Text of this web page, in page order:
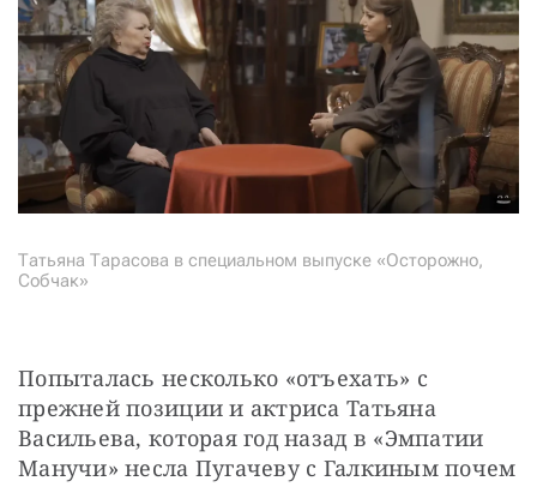
Татьяна Тарасова в специальном выпуске «Осторожно,
Собчак»
Попыталась несколько «отъехать» с
прежней позиции и актриса Татьяна
Васильева, которая год назад в «Эмпатии
Манучи» несла Пугачеву с Галкиным почем